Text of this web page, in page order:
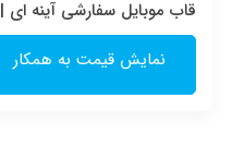
قاب موبایل سفارشی آینه ای | spider_man (کد 0573)
نمایش قیمت به همکار